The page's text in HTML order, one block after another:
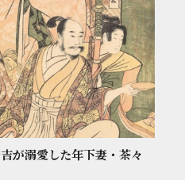
が溺愛した年下妻・茶々